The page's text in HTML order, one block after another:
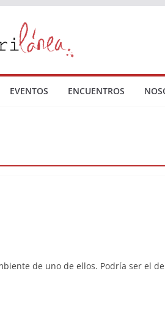
EVENTOS ENCUENTROS
de uno de ellos. Podría ser el